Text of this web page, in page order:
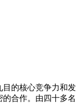
目的核心竞争力和发
合作。由四十多名